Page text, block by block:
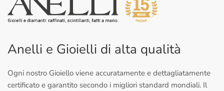
Anelli e Gioielli di alta qualità
Ogni nostro Gioiello viene accuratamente e dettagliatamente
certificato e garantito secondo i migliori standard mondiali. Il